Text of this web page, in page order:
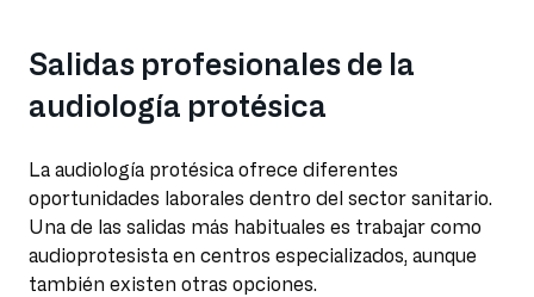
Salidas profesionales de la
audiología protésica
La audiología protésica ofrece diferentes
oportunidades laborales dentro del sector sanitario.
Una de las salidas más habituales es trabajar como
audioprotesista en centros especializados, aunque
también existen otras opciones.